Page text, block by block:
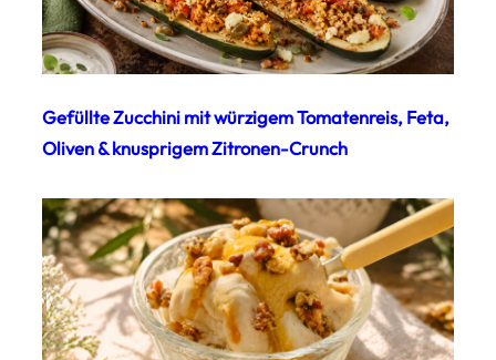
Gefüllte Zucchini mit würzigem Tomatenreis, Feta,
Oliven & knusprigem Zitronen-Crunch